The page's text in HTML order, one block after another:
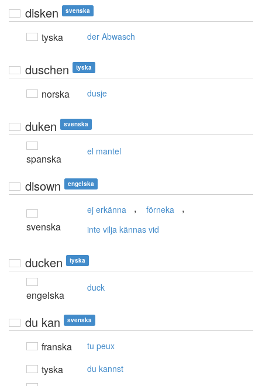
disken svenska
tyska der Abwasch
duschen tyska
norska dusje
duken svenska
spanska
el mantel
disown engelska
svenska
ej erkänna , förneka ,
inte vilja kännas vid
ducken tyska
engelska
duck
du kan svenska
franska tu peux
tyska du kannst